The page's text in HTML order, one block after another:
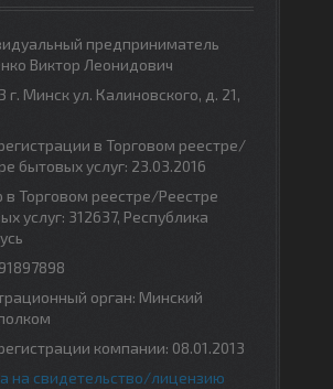
предприниматель
Виктор Леонидович
г. Минск ул. Калиновского, д. 21,
в Торговом реестре/
бытовых услуг: 23.03.2016
в Торговом реестре/Реестре
услуг: 312637, Республика
орган: Минский
компании: 08.01.2013
на свидетельство/лицензию